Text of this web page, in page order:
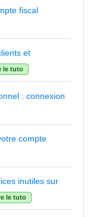
fiscal
et
le tuto
: connexion
compte
inutiles sur
le tuto